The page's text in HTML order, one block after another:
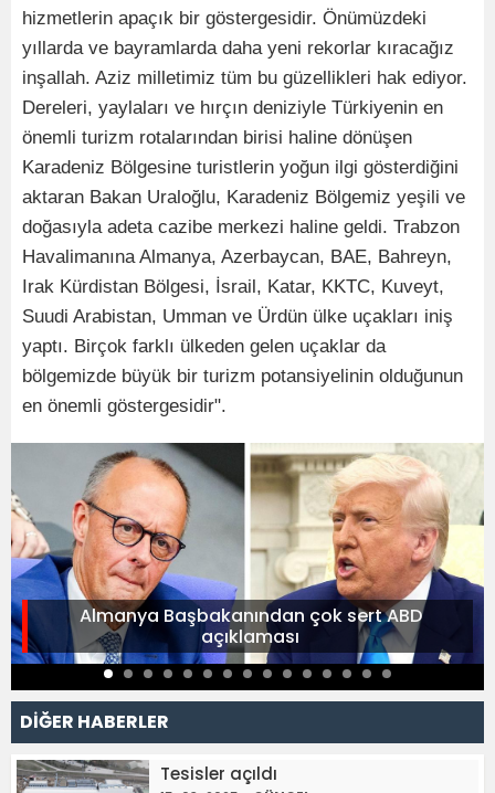
hizmetlerin apaçık bir göstergesidir. Önümüzdeki
yıllarda ve bayramlarda daha yeni rekorlar kıracağız
inşallah. Aziz milletimiz tüm bu güzellikleri hak ediyor.
Dereleri, yaylaları ve hırçın deniziyle Türkiyenin en
önemli turizm rotalarından birisi haline dönüşen
Karadeniz Bölgesine turistlerin yoğun ilgi gösterdiğini
aktaran Bakan Uraloğlu, Karadeniz Bölgemiz yeşili ve
doğasıyla adeta cazibe merkezi haline geldi. Trabzon
Havalimanına Almanya, Azerbaycan, BAE, Bahreyn,
Irak Kürdistan Bölgesi, İsrail, Katar, KKTC, Kuveyt,
Suudi Arabistan, Umman ve Ürdün ülke uçakları iniş
yaptı. Birçok farklı ülkeden gelen uçaklar da
bölgemizde büyük bir turizm potansiyelinin olduğunun
en önemli göstergesidir".
Almanya Başbakanından çok sert ABD
açıklaması
DİĞER HABERLER
Tesisler açıldı